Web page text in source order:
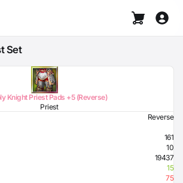
Set
Knight Priest Pads +5 (Reverse)
Priest
Reverse
161
10
19437
15
75